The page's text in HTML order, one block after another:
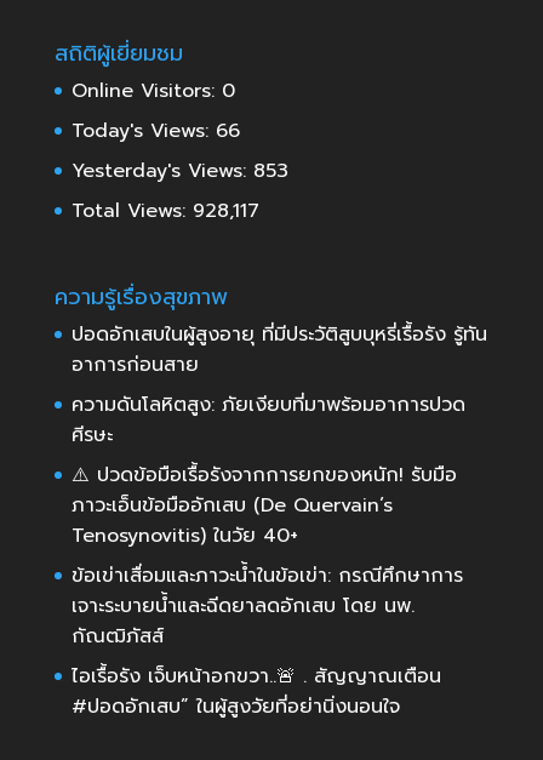
สถิติผู้เยี่ยมชม
Online Visitors: 0
Today's Views: 66
Yesterday's Views: 853
Total Views: 928,117
ความรู้เรื่องสุขภาพ
ปอดอักเสบในผู้สูงอายุ ที่มีประวัติสูบบุหรี่เรื้อรัง รู้ทัน
อาการก่อนสาย
ความดันโลหิตสูง: ภัยเงียบที่มาพร้อมอาการปวด
ศีรษะ
⚠️ ปวดข้อมือเรื้อรังจากการยกของหนัก! รับมือ
ภาวะเอ็นข้อมืออักเสบ (De Quervain’s
Tenosynovitis) ในวัย 40+
ข้อเข่าเสื่อมและภาวะน้ำในข้อเข่า: กรณีศึกษาการ
เจาะระบายน้ำและฉีดยาลดอักเสบ โดย นพ.
กัณฒิภัสส์
ไอเรื้อรัง เจ็บหน้าอกขวา..🚨 . สัญญาณเตือน
#ปอดอักเสบ” ในผู้สูงวัยที่อย่านิ่งนอนใจ